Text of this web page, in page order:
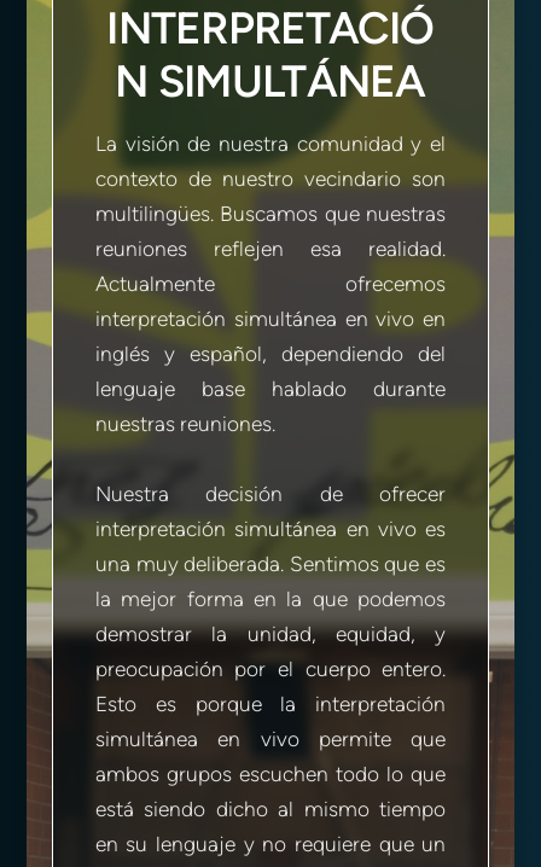
INTERPRETACIÓ
N SIMULTÁNEA
La visión de nuestra comunidad y el
contexto de nuestro vecindario son
multilingües. Buscamos que nuestras
reuniones reflejen esa realidad.
Actualmente ofrecemos
interpretación simultánea en vivo en
inglés y español, dependiendo del
lenguaje base hablado durante
nuestras reuniones.
Nuestra decisión de ofrecer
interpretación simultánea en vivo es
una muy deliberada. Sentimos que es
la mejor forma en la que podemos
demostrar la unidad, equidad, y
preocupación por el cuerpo entero.
Esto es porque la interpretación
simultánea en vivo permite que
ambos grupos escuchen todo lo que
está siendo dicho al mismo tiempo
en su lenguaje y no requiere que un